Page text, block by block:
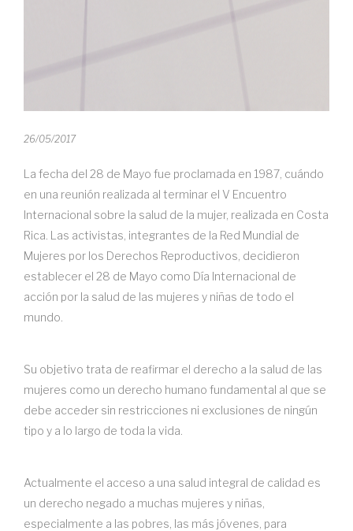
26/05/2017
La fecha del 28 de Mayo fue proclamada en 1987, cuándo
en una reunión realizada al terminar el V Encuentro
Internacional sobre la salud de la mujer, realizada en Costa
Rica. Las activistas, integrantes de la Red Mundial de
Mujeres por los Derechos Reproductivos, decidieron
establecer el 28 de Mayo como Día Internacional de
acción por la salud de las mujeres y niñas de todo el
mundo.
Su objetivo trata de reafirmar el derecho a la salud de las
mujeres como un derecho humano fundamental al que se
debe acceder sin restricciones ni exclusiones de ningún
tipo y a lo largo de toda la vida.
Actualmente el acceso a una salud integral de calidad es
un derecho negado a muchas mujeres y niñas,
especialmente a las pobres, las más jóvenes, para